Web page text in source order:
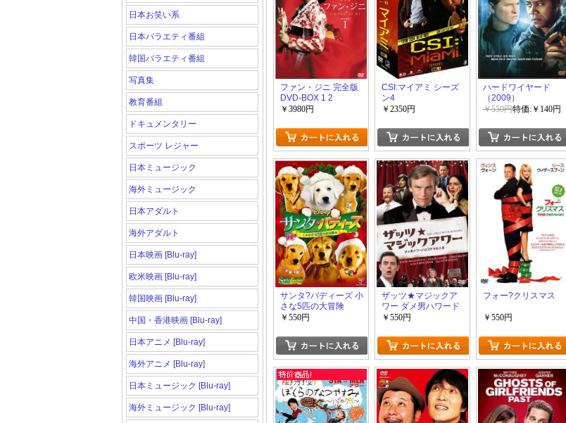
日本お笑い系
日本バラエティ番組
韓国バラエティ番組
写真集
教育番組
ドキュメンタリー
スポーツ レジャー
日本ミュージック
海外ミュージック
日本アダルト
海外アダルト
日本映画 [Blu-ray]
欧米映画 [Blu-ray]
韓国映画 [Blu-ray]
中国・香港映画 [Blu-ray]
日本アニメ [Blu-ray]
海外アニメ [Blu-ray]
日本ミュージック [Blu-ray]
海外ミュージック [Blu-ray]
ファン・ジニ 完全版
DVD-BOX 1 2
￥3980円
CSI:マイアミ シーズ
ン4
￥2350円
ハードワイヤード
（2009）
￥550円特価:￥140円
サンタ?バディーズ 小
さな5匹の大冒険
￥550円
ザッツ★マジックア
ワー ダメ男ハワード
のステキな人生
￥550円
フォー?クリスマス
￥550円